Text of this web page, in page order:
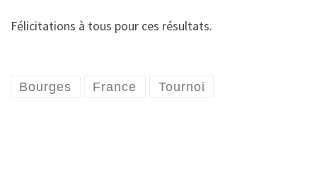
Félicitations à tous pour ces résultats.
Bourges France Tournoi